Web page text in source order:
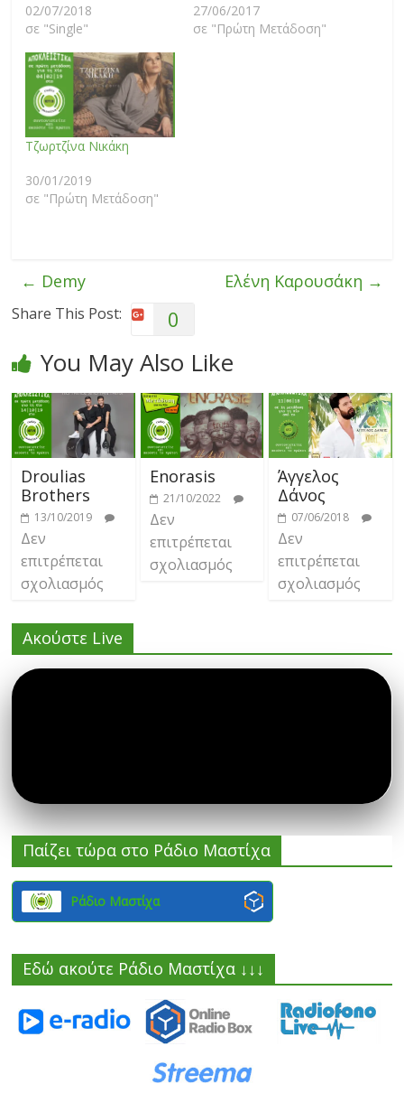
02/07/2018
σε "Single"
27/06/2017
σε "Πρώτη Μετάδοση"
Τζωρτζίνα Νικάκη
30/01/2019
σε "Πρώτη Μετάδοση"
← Demy Ελένη Καρουσάκη →
Share This Post: 0
You May Also Like
Droulias
Brothers
13/10/2019
Δεν
επιτρέπεται
σχολιασμός
Enorasis
21/10/2022
Δεν
επιτρέπεται
σχολιασμός
Άγγελος
Δάνος
07/06/2018
Δεν
επιτρέπεται
σχολιασμός
Ακούστε Live
Παίζει τώρα στο Ράδιο Μαστίχα
Ράδιο Μαστίχα
Εδώ ακούτε Ράδιο Μαστίχα ↓↓↓